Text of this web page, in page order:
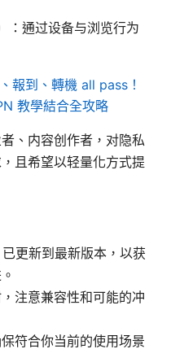
：通过设备与浏览行为
報到、轉機 all pass！
教學結合全攻略
、内容创作者，对隐私
且希望以轻量化方式提
更新到最新版本，以获
注意兼容性和可能的冲
符合你当前的使用场景